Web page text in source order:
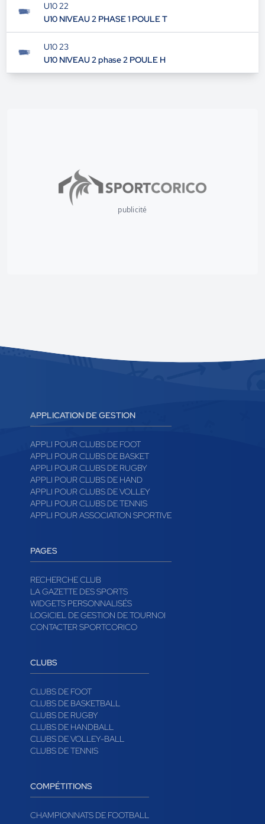
U10 22
U10 NIVEAU 2 PHASE 1 POULE T
U10 23
U10 NIVEAU 2 phase 2 POULE H
publicité
APPLICATION DE GESTION
APPLI POUR CLUBS DE FOOT
APPLI POUR CLUBS DE BASKET
APPLI POUR CLUBS DE RUGBY
APPLI POUR CLUBS DE HAND
APPLI POUR CLUBS DE VOLLEY
APPLI POUR CLUBS DE TENNIS
APPLI POUR ASSOCIATION SPORTIVE
PAGES
RECHERCHE CLUB
LA GAZETTE DES SPORTS
WIDGETS PERSONNALISÉS
LOGICIEL DE GESTION DE TOURNOI
CONTACTER SPORTCORICO
CLUBS
CLUBS DE FOOT
CLUBS DE BASKETBALL
CLUBS DE RUGBY
CLUBS DE HANDBALL
CLUBS DE VOLLEY-BALL
CLUBS DE TENNIS
COMPÉTITIONS
CHAMPIONNATS DE FOOTBALL